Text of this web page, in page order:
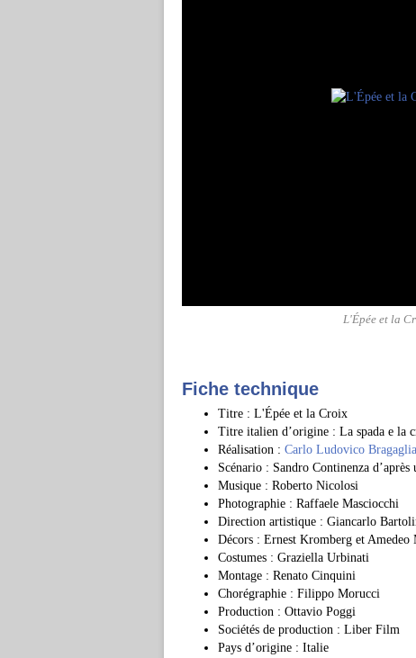
L'Épée et la
Fiche technique
Titre : L'Épée et la Croix
Titre italien d’origine : La spada e la
Réalisation : Carlo Ludovico Bragaglia
Scénario : Sandro Continenza
Musique : Roberto Nicolosi
Photographie : Raffaele Masciocchi
Direction artistique : Giancarlo
Décors : Ernest Kromberg et Amedeo
Costumes : Graziella Urbinati
Montage : Renato Cinquini
Chorégraphie : Filippo Morucci
Production : Ottavio Poggi
Sociétés de production : Liber Film
Pays d’origine : Italie